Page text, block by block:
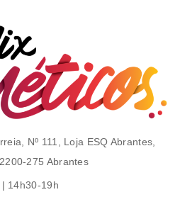
Nº 111, Loja ESQ Abrantes,
275 Abrantes
14h30-19h